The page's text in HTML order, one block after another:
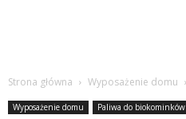
Strona główna Wyposażenie domu
Wyposażenie domu Paliwa do biokominków